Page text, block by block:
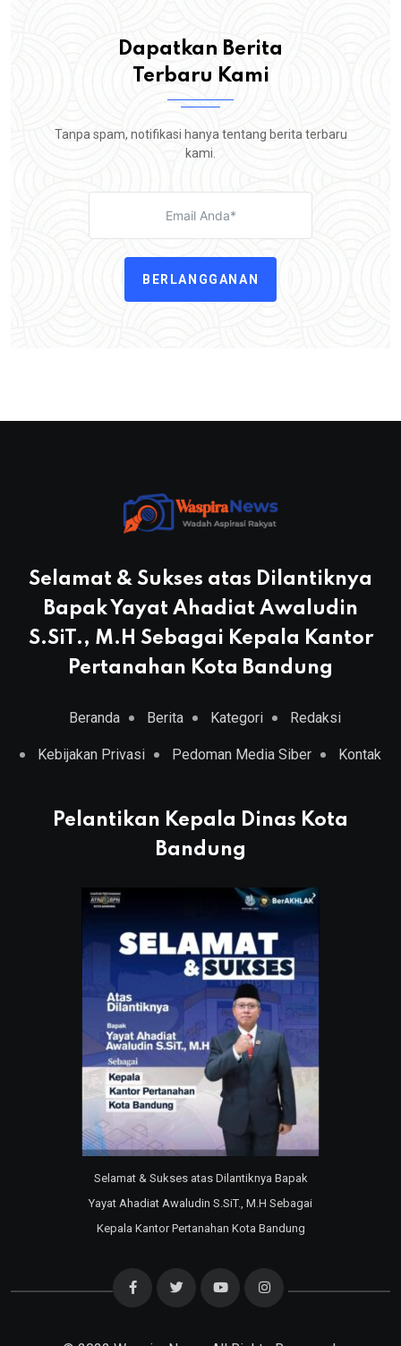
Dapatkan Berita
Terbaru Kami
Tanpa spam, notifikasi hanya tentang berita terbaru
kami.
BERLANGGANAN
Selamat & Sukses atas Dilantiknya
Bapak Yayat Ahadiat Awaludin
S.SiT., M.H Sebagai Kepala Kantor
Pertanahan Kota Bandung
Beranda Berita Kategori Redaksi
Kebijakan Privasi Pedoman Media Siber Kontak
Pelantikan Kepala Dinas Kota
Bandung
Selamat & Sukses atas Dilantiknya Bapak
Yayat Ahadiat Awaludin S.SiT., M.H Sebagai
Kepala Kantor Pertanahan Kota Bandung